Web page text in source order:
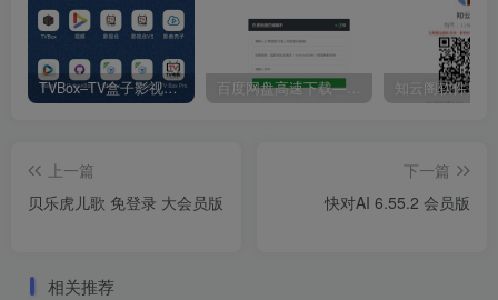
TVBox–TV盒子影视神器【附视频源和下载地址】【附自带源软件】 百度网盘高速下载——解析站点汇总
上一篇
贝乐虎儿歌 免登录 大会员版
下一篇
快对AI 6.55.2 会员版
相关推荐